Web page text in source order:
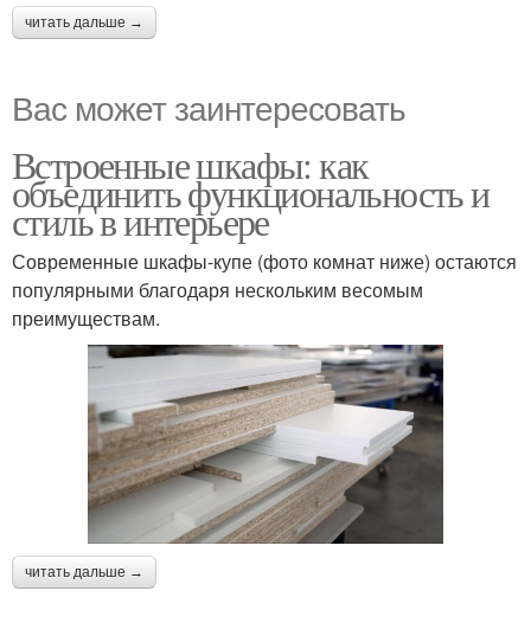
читать дальше →
Вас может заинтересовать
Встроенные шкафы: как
объединить функциональность и
стиль в интерьере
Современные шкафы-купе (фото комнат ниже) остаются
популярными благодаря нескольким весомым
преимуществам.
читать дальше →